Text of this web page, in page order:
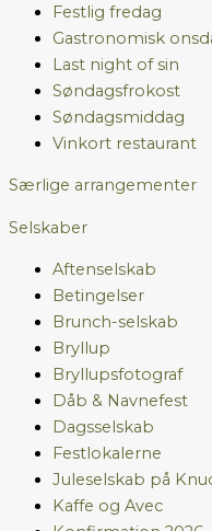
Festlig fredag
Gastronomisk
Last night of sin
Søndagsfrokost
Søndagsmiddag
Vinkort restaurant
Særlige arrangementer
Selskaber
Aftenselskab
Betingelser
Brunch-selskab
Bryllup
Bryllupsfotograf
Dåb & Navnefest
Dagsselskab
Festlokalerne
Juleselskab på
Kaffe og Avec